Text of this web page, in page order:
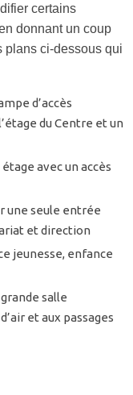
certains
donnant un coup
plans ci-dessous qui
d’accès
du Centre et un
avec un accès
une seule entrée
et direction
jeunesse, enfance
salle
et aux passages